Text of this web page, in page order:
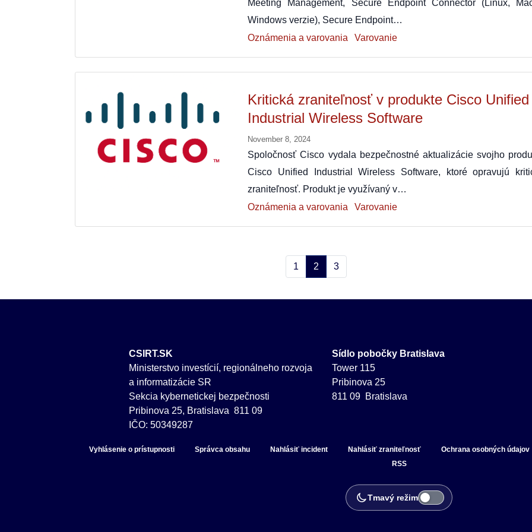
Meeting Management, Secure Endpoint Connector (Linux,
Windows verzie), Secure Endpoint…
Oznámenia a varovania
Varovanie
Kritická zraniteľnosť v produkte Cisco Unified
Industrial Wireless Software
November 8, 2024
Spoločnosť Cisco vydala bezpečnostné aktualizácie svojho
Cisco Unified Industrial Wireless Software, ktoré opravujú
zraniteľnosť. Produkt je využívaný v…
Oznámenia a varovania
Varovanie
1 2 3
CSIRT.SK
Ministerstvo investícií, regionálneho rozvoja
a informatizácie SR
Sekcia kybernetickej bezpečnosti
Pribinova 25, Bratislava 811 09
IČO: 50349287
Sídlo pobočky Bratislava
Tower 115
Pribinova 25
811 09 Bratislava
Vyhlásenie o prístupnosti Správca obsahu Nahlásiť incident Nahlásiť zraniteľnosť Ochrana osobných údajov
RSS
Tmavý režim